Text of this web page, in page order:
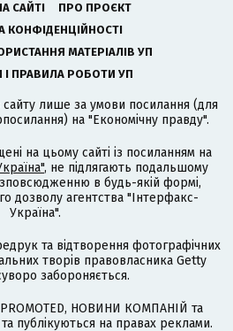
САЙТІ
ПРО ПРОЄКТ
КОНФІДЕНЦІЙНОСТІ
МАТЕРІАЛІВ УП
ПРАВИЛА РОБОТИ УП
сайту лише за умови посилання (для
на "Економічну правду".
на цьому сайті із посиланням на
, не підлягають подальшому
в будь-якій формі,
дозволу агентства "Інтерфакс-
Україна".
та відтворення фотографічних
творів правовласника Getty
забороняється.
НОВИНИ КОМПАНІЙ та
публікуються на правах реклами.